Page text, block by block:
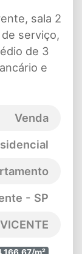
sala 2
serviço,
de 3
e
Venda
- SP